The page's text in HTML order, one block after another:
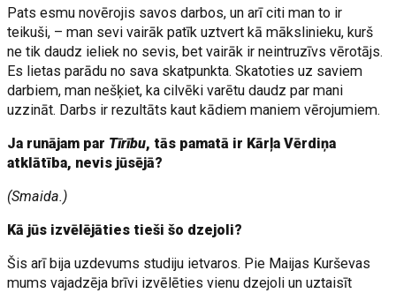
Pats esmu novērojis savos darbos, un arī citi man to ir
teikuši, – man sevi vairāk patīk uztvert kā mākslinieku, kurš
ne tik daudz ieliek no sevis, bet vairāk ir neintruzīvs vērotājs.
Es lietas parādu no sava skatpunkta. Skatoties uz saviem
darbiem, man nešķiet, ka cilvēki varētu daudz par mani
uzzināt. Darbs ir rezultāts kaut kādiem maniem vērojumiem.
Ja runājam par Tīrību, tās pamatā ir Kārļa Vērdiņa
atklātība, nevis jūsējā?
(Smaida.)
Kā jūs izvēlējāties tieši šo dzejoli?
Šis arī bija uzdevums studiju ietvaros. Pie Maijas Kurševas
mums vajadzēja brīvi izvēlēties vienu dzejoli un uztaisīt